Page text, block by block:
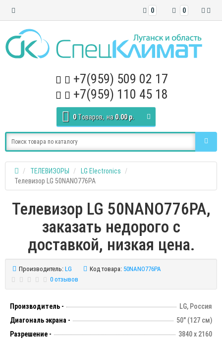
0
0
+7(959) 509 02 17
+7(959) 110 45 18
0 Tоваров, на 0.00 р.
ТЕЛЕВИЗОРЫ
LG Electronics
Телевизор LG 50NANO776PA
Телевизор LG 50NANO776PA,
заказать недорого с
доставкой, низкая цена.
Производитель: LG Код товара: 50NANO776PA
0 отзывов
Производитель -
LG, Россия
Диагональ экрана -
50" (127 см)
Разрешение -
3840 х 2160